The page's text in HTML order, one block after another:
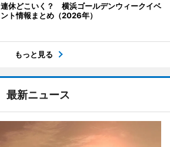
連休どこいく？ 横浜ゴールデンウィークイベ
ント情報まとめ（2026年）
もっと見る
最新ニュース